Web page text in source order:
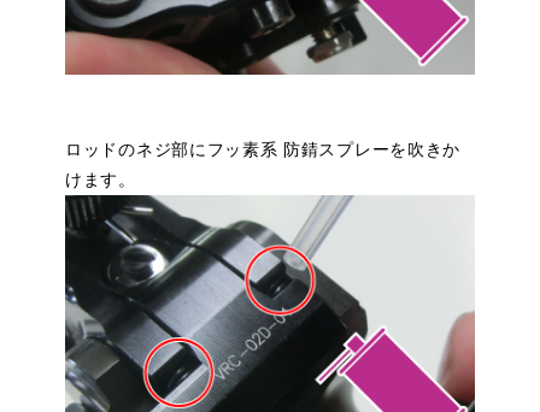
ロッドのネジ部にフッ素系 防錆スプレーを吹きか
けます。